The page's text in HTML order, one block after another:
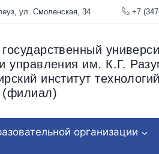
Мелеуз, ул. Смоленская, 34 +7
управления им. К.Г.
институт
(филиал)
организации